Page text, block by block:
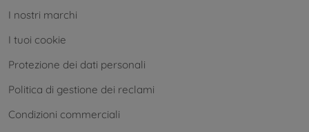
I nostri marchi
I tuoi cookie
Protezione dei dati personali
Politica di gestione dei reclami
Condizioni commerciali